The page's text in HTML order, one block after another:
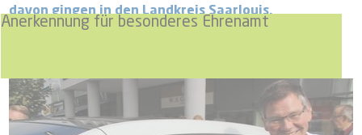
Anerkennung für besonderes Ehrenamt
davon gingen in den Landkreis Saarlouis.